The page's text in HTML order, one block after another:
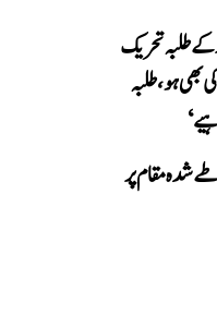
کے طلبہ تحریک
بھی ہو، طلبہ
شدہ مقام پر